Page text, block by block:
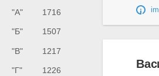
"А" 1716
"Б" 1507
"В" 1217
"Г" 1226